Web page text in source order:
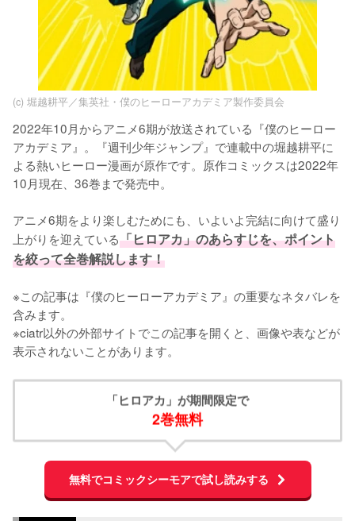
(c) 堀越耕平／集英社・僕のヒーローアカデミア製作委員会
2022年10月からアニメ6期が放送されている『僕のヒーロー
アカデミア』。『週刊少年ジャンプ』で連載中の堀越耕平に
よる熱いヒーロー漫画が原作です。原作コミックスは2022年
10月現在、36巻まで発売中。
アニメ6期をより楽しむためにも、いよいよ完結に向けて盛り
上がりを迎えている「ヒロアカ」のあらすじを、ポイント
を絞って全巻解説します！
※この記事は『僕のヒーローアカデミア』の重要なネタバレを
含みます。
※ciatr以外の外部サイトでこの記事を開くと、画像や表などが
表示されないことがあります。
「ヒロアカ」が期間限定で
2巻無料
無料でコミックシーモアで試し読みする